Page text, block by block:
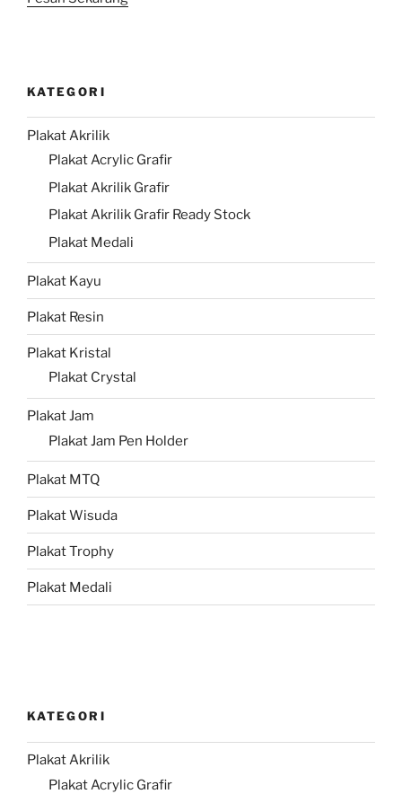
KATEGORI
Plakat Akrilik
Plakat Acrylic Grafir
Plakat Akrilik Grafir
Plakat Akrilik Grafir Ready Stock
Plakat Medali
Plakat Kayu
Plakat Resin
Plakat Kristal
Plakat Crystal
Plakat Jam
Plakat Jam Pen Holder
Plakat MTQ
Plakat Wisuda
Plakat Trophy
Plakat Medali
KATEGORI
Plakat Akrilik
Plakat Acrylic Grafir